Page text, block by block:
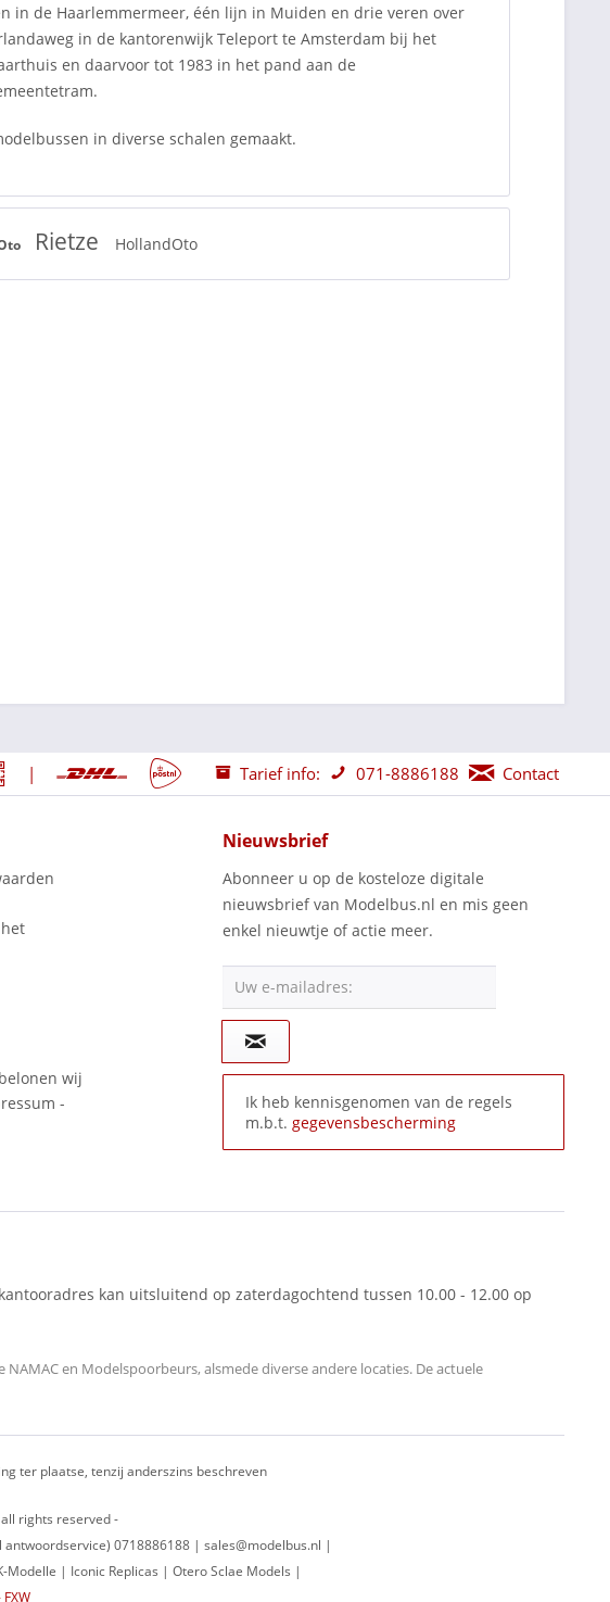
in de Haarlemmermeer, één lijn in Muiden en drie veren over
in de kantorenwijk Teleport te Amsterdam bij het
en daarvoor tot 1983 in het pand aan de
in diverse schalen gemaakt.
Rietze HollandOto
| Tarief info: 071-8886188 Contact
wij
-
Nieuwsbrief
Abonneer u op de kosteloze digitale
nieuwsbrief van Modelbus.nl en mis geen
enkel nieuwtje of actie meer.
Uw e-mailadres:
Ik heb kennisgenomen van de regels
m.b.t. gegevensbescherming
kan uitsluitend op zaterdagochtend tussen 10.00 - 12.00 op
NAMAC en Modelspoorbeurs, alsmede diverse andere locaties. De actuele
ter plaatse, tenzij anderszins beschreven
rights reserved -
0718886188 | sales@modelbus.nl |
| Iconic Replicas | Otero Sclae Models |